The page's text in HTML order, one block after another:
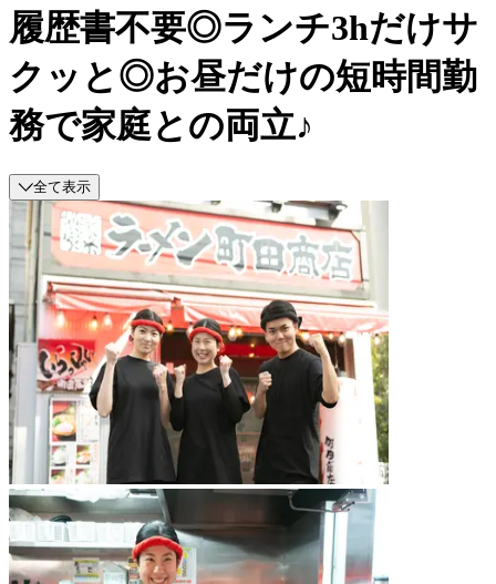
履歴書不要◎ランチ3hだけサ
クッと◎お昼だけの短時間勤
務で家庭との両立♪
全て表示